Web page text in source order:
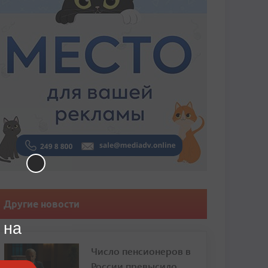
Другие новости
Число пенсионеров в